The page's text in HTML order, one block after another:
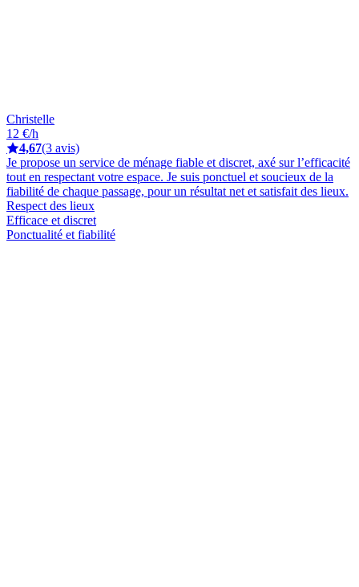
Christelle
12 €/h
4,67(3 avis)
Je propose un service de ménage fiable et discret, axé sur l’efficacité
tout en respectant votre espace. Je suis ponctuel et soucieux de la
fiabilité de chaque passage, pour un résultat net et satisfait des lieux.
Respect des lieux
Efficace et discret
Ponctualité et fiabilité